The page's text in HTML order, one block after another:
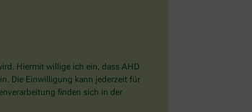
Hiermit willige ich ein, dass AHD
Die Einwilligung kann jederzeit für
finden sich in der